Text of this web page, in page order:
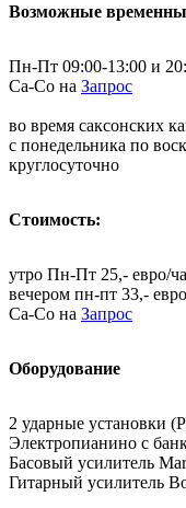
Возможные
Пн-Пт 09:00-13:00 и
Са-Со на Запрос
во время саксонских
с понедельника по
круглосуточно
Стоимость:
утро Пн-Пт 25,- евро/
вечером пн-пт 33,-
Са-Со на Запрос
Оборудование
2 ударные установки
Электропианино с
Басовый усилитель
Гитарный усилитель